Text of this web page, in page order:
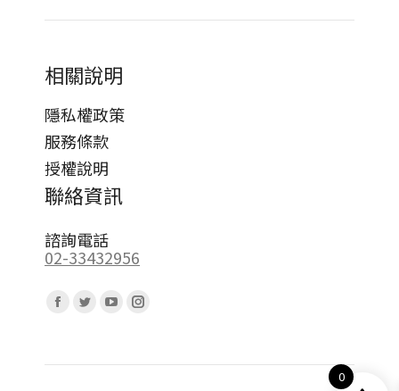
相關說明
隱私權政策
服務條款
授權說明
聯絡資訊
諮詢電話
02-33432956
Facebook
opens
Twitter
opens
YouTube
opens
Instagram
opens
0